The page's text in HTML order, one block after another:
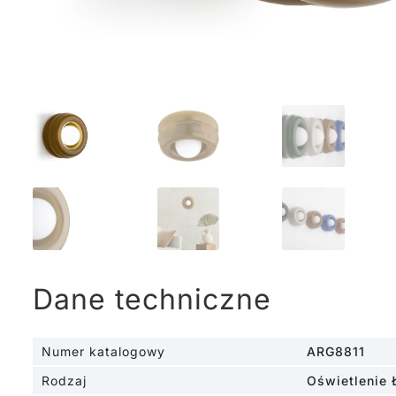
Dane techniczne
Numer katalogowy ARG8811
Rodzaj
Oświetlenie